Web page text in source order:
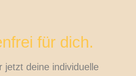
für dich.
jetzt deine individuelle